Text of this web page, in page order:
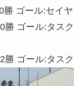
ゴール:セイヤ
ゴール:タス
ゴール:タス